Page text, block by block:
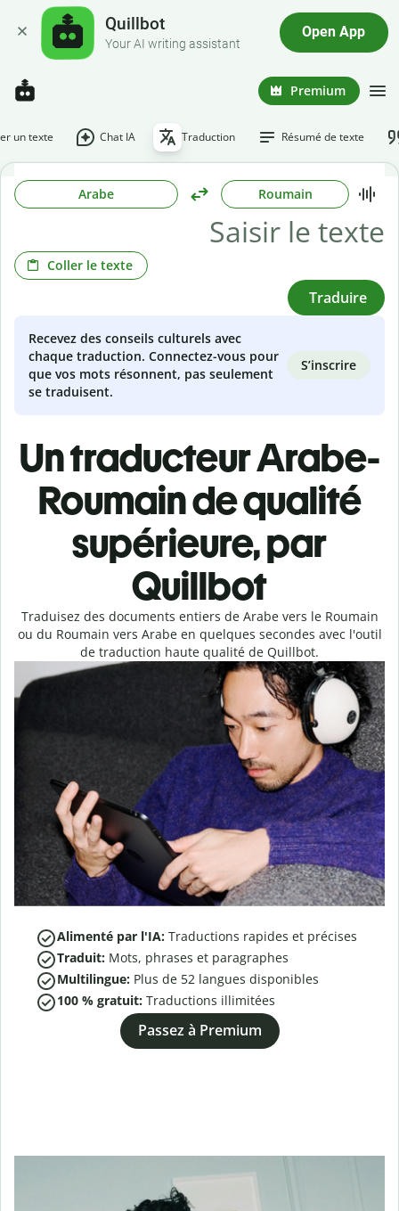
Quillbot
Your AI writing assistant
Open App
Premium
un texte Chat IA Traduction Résumé de texte
Arabe Roumain
Coller le texte
Traduire
Recevez des conseils culturels avec
chaque traduction. Connectez-vous pour
que vos mots résonnent, pas seulement
se traduisent.
S’inscrire
Un traducteur Arabe-
Roumain de qualité
supérieure, par
Quillbot
Traduisez des documents entiers de Arabe vers le Roumain
ou du Roumain vers Arabe en quelques secondes avec l'outil
de traduction haute qualité de Quillbot.
Alimenté par l'IA: Traductions rapides et précises
Traduit: Mots, phrases et paragraphes
Multilingue: Plus de 52 langues disponibles
100 % gratuit: Traductions illimitées
Passez à Premium